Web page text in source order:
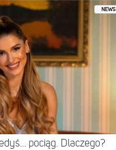
NEWS
pociąg. Dlaczego?